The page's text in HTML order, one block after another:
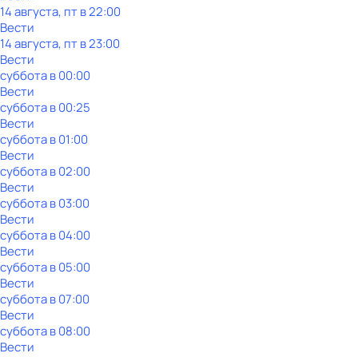
14 августа, пт в 22:00
Вести
14 августа, пт в 23:00
Вести
субботав00:00
Вести
субботав00:25
Вести
субботав01:00
Вести
субботав02:00
Вести
субботав03:00
Вести
субботав04:00
Вести
субботав05:00
Вести
субботав07:00
Вести
субботав08:00
Вести